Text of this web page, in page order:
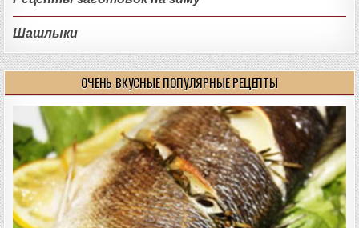
Шашлыки
ОЧЕНЬ ВКУСНЫЕ ПОПУЛЯРНЫЕ РЕЦЕПТЫ